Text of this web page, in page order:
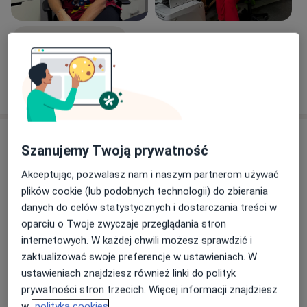
Od 300 zł Szczegóły Umów wizytę
Konsultacja alergologa - dorośli
400 zł Szczegóły Umów wizytę
Konsultacja alergologiczna (dzieci i
dorośli)
Umów wizytę
Szanujemy Twoją prywatność
Akceptując, pozwalasz nam i naszym partnerom używać
plików cookie (lub podobnych technologii) do zbierania
danych do celów statystycznych i dostarczania treści w
oparciu o Twoje zwyczaje przeglądania stron
internetowych. W każdej chwili możesz sprawdzić i
zaktualizować swoje preferencje w ustawieniach. W
ustawieniach znajdziesz również linki do polityk
prywatności stron trzecich. Więcej informacji znajdziesz